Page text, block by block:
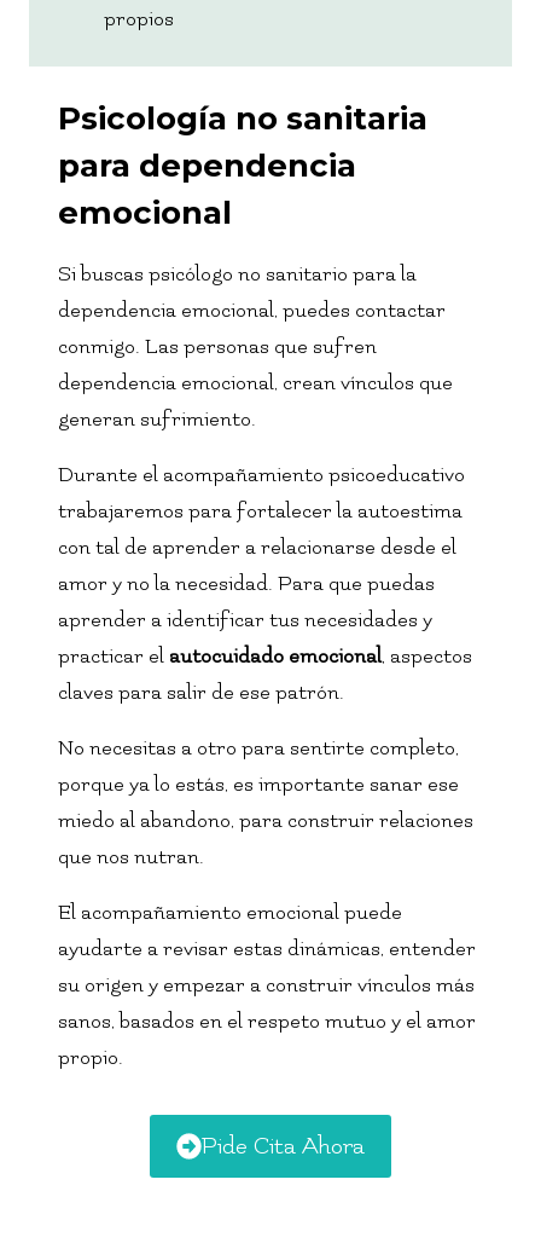
propios
Psicología no sanitaria
para dependencia
emocional
Si buscas psicólogo no sanitario para la
dependencia emocional, puedes contactar
conmigo. Las personas que sufren
dependencia emocional, crean vínculos que
generan sufrimiento.
Durante el acompañamiento psicoeducativo
trabajaremos para fortalecer la autoestima
con tal de aprender a relacionarse desde el
amor y no la necesidad. Para que puedas
aprender a identificar tus necesidades y
practicar el autocuidado emocional, aspectos
claves para salir de ese patrón.
No necesitas a otro para sentirte completo,
porque ya lo estás, es importante sanar ese
miedo al abandono, para construir relaciones
que nos nutran.
El acompañamiento emocional puede
ayudarte a revisar estas dinámicas, entender
su origen y empezar a construir vínculos más
sanos, basados en el respeto mutuo y el amor
propio.
Pide Cita Ahora